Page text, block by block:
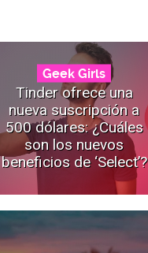
Geek Girls
Tinder ofrece una
nueva suscripción a
500 dólares: ¿Cuáles
son los nuevos
beneficios de ‘Select’?